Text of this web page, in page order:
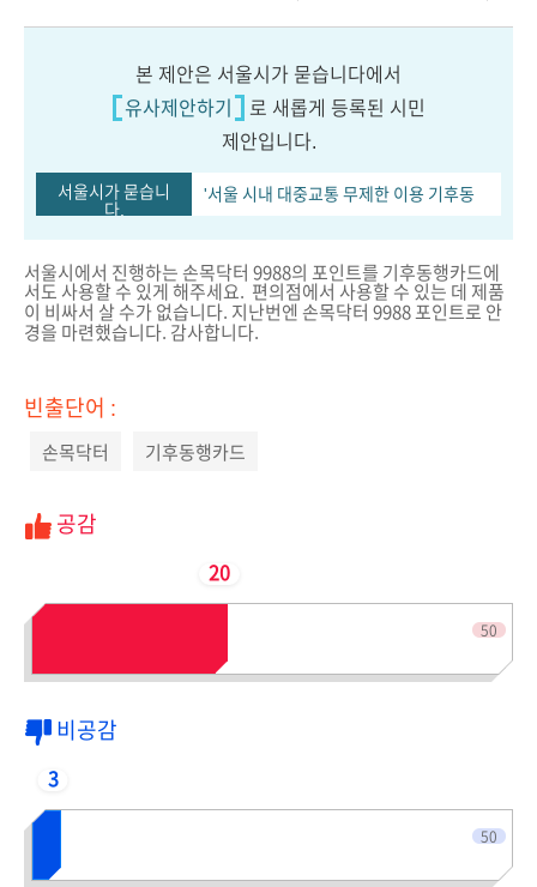
본 제안은 서울시가 묻습니다에서
유사제안하기
로 새롭게 등록된 시민
제안입니다.
서울시가 묻습니
다.
'서울 시내 대중교통 무제한 이용 기후동
행카드' 출시에...
서울시에서 진행하는 손목닥터 9988의 포인트를 기후동행카드에
서도 사용할 수 있게 해주세요. 편의점에서 사용할 수 있는 데 제품
이 비싸서 살 수가 없습니다. 지난번엔 손목닥터 9988 포인트로 안
경을 마련했습니다. 감사합니다.
빈출단어 :
손목닥터 기후동행카드
공감
20
50
비공감
3
50